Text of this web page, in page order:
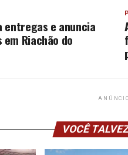
entregas e anuncia
Riachão do
ANÚNCIO
VOCÊ